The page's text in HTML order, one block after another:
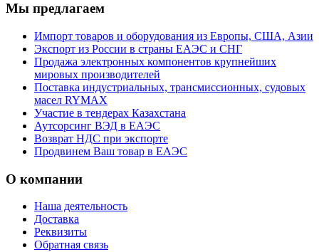
Мы предлагаем
Импорт товаров и оборудования из Европы, США, Азии
Экспорт из России в страны ЕАЭС и СНГ
Продажа электронных компонентов крупнейших
мировых производителей
Поставка индустриальных, трансмиссионных, судовых
масел RYMAX
Участие в тендерах Казахстана
Аутсорсинг ВЭД в ЕАЭС
Возврат НДС при экспорте
Продвинем Ваш товар в ЕАЭС
О компании
Наша деятельность
Доставка
Реквизиты
Обратная связь